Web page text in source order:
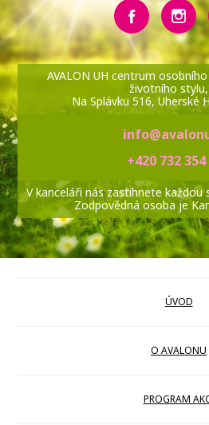
AVALON UH centrum
životního stylu,
Na Splávku 516, Uherské
+420 732
V kanceláři nás zastihnete každou
Zodpovědná osoba je
ÚVOD
O AVALONU
PROGRAM